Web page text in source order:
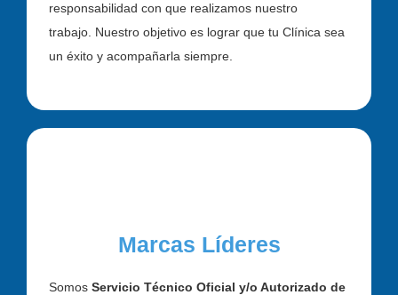
responsabilidad con que realizamos nuestro
trabajo. Nuestro objetivo es lograr que tu Clínica sea
un éxito y acompañarla siempre.
Marcas Líderes
Somos Servicio Técnico Oficial y/o Autorizado de